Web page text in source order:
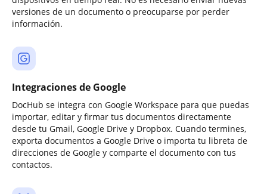
versiones de un documento o preocuparse por perder
información.
Integraciones de Google
DocHub se integra con Google Workspace para que puedas
importar, editar y firmar tus documentos directamente
desde tu Gmail, Google Drive y Dropbox. Cuando termines,
exporta documentos a Google Drive o importa tu libreta de
direcciones de Google y comparte el documento con tus
contactos.